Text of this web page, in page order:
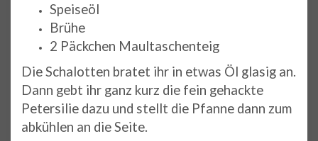
Speiseöl
Brühe
2 Päckchen Maultaschenteig
Die Schalotten bratet ihr in etwas Öl glasig an.
Dann gebt ihr ganz kurz die fein gehackte
Petersilie dazu und stellt die Pfanne dann zum
abkühlen an die Seite.